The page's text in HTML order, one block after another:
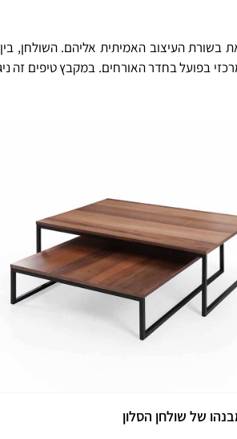
העיצוב האמיתית אליהם. השולחן,
בפועל בחדר האורחים. במקבץ טיפים זה